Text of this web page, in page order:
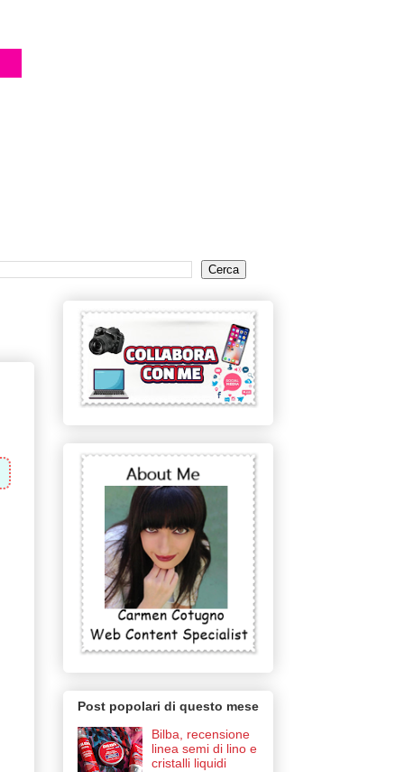
Post popolari di questo mese
Bilba, recensione
linea semi di lino e
cristalli liquidi